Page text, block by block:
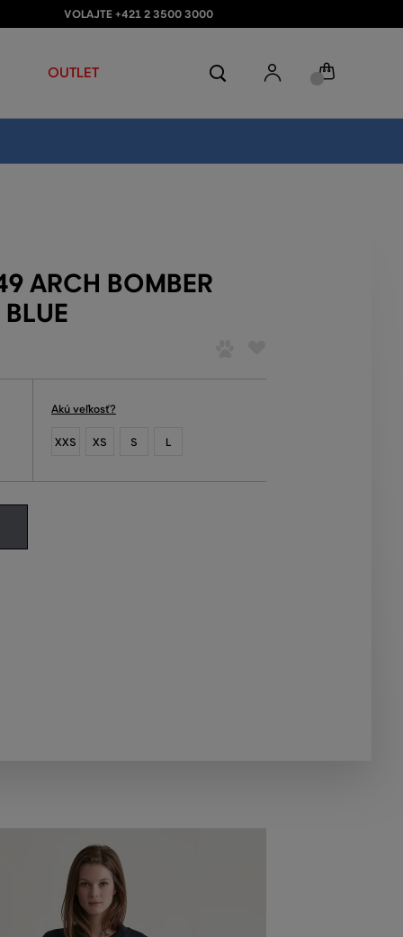
VOLAJTE +421 2 3500 3000
OUTLET
ARCH BOMBER
Akú veľkosť?
XXS XS S L